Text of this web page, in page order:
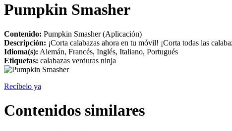
Pumpkin Smasher
Contenido: Pumpkin Smasher (Aplicación)
Descripción: ¡Corta calabazas ahora en tu móvil! ¡Corta todas las
Idioma(s): Alemán, Francés, Inglés, Italiano, Portugués
Etiquetas: calabazas verduras ninja
Recíbelo ya
Contenidos similares